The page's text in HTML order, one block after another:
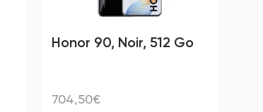
Honor 90, Noir, 512 Go
704,50€